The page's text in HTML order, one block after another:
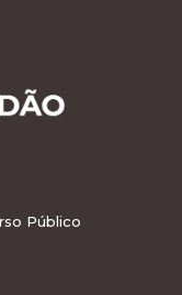
Público